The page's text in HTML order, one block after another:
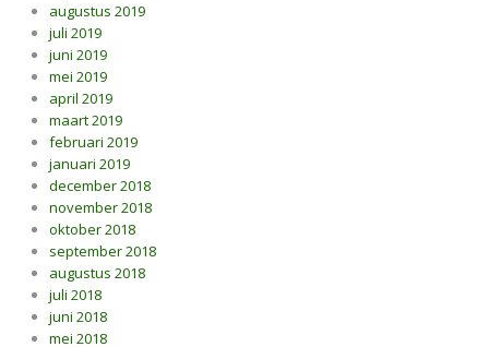
augustus 2019
juli 2019
juni 2019
mei 2019
april 2019
maart 2019
februari 2019
januari 2019
december 2018
november 2018
oktober 2018
september 2018
augustus 2018
juli 2018
juni 2018
mei 2018